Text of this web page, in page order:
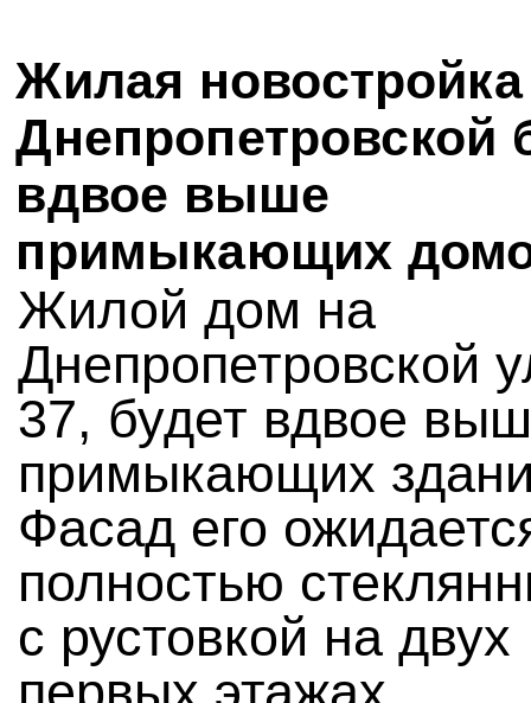
Жилая
Днепропетровской
вдвое выше
примыкающих
Жилой дом на
Днепропетровской
37, будет вдвое
примыкающих
Фасад его
полностью
с рустовкой на двух